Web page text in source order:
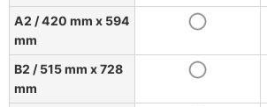
A2 / 420 mm x 594
mm
B2 / 515 mm x 728
mm